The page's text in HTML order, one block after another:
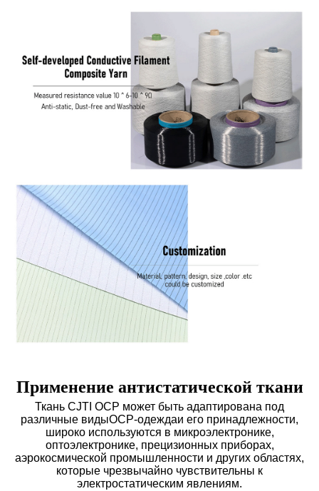
Применение антистатической ткани
Ткань CJTI ОСР может быть адаптирована под
различные видыОСР-одеждаи его принадлежности,
широко используются в микроэлектронике,
оптоэлектронике, прецизионных приборах,
аэрокосмической промышленности и других областях,
которые чрезвычайно чувствительны к
электростатическим явлениям.